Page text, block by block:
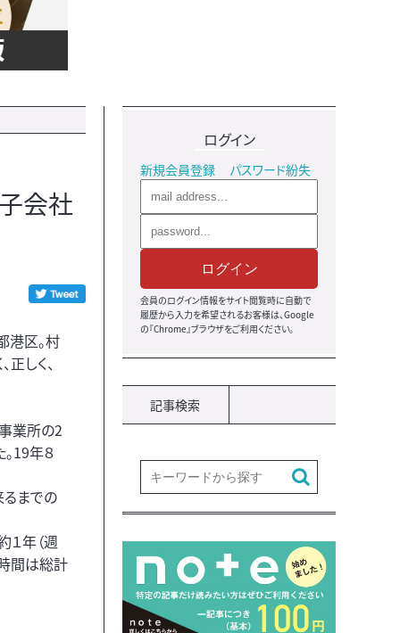
会社
港区。村
しく、
業所の2
19年８
までの
１年（週
間は総計
ログイン
新規会員登録 パスワード紛失
ログイン
会員のログイン情報をサイト閲覧時に自動で
履歴から入力を希望されるお客様は、Google
の『Chrome』ブラウザをご利用ください。
記事検索